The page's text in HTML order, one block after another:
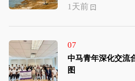
1天前
07
中马青年深化交流合作 共绘科技创
图